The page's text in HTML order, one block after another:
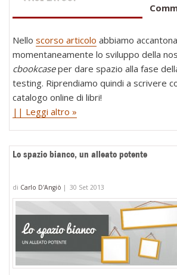
Nello scorso articolo abbiamo
momentaneamente lo sviluppo della
cbookcaseper dare spazio alla fase
testing. Riprendiamo quindi a scrivere
catalogo online di libri!
|| Leggi altro »
Lo spazio bianco, un alleato potente
di Carlo D'Angiò | 30 Set 2013